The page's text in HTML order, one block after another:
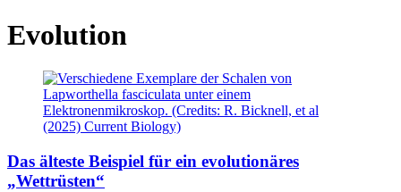
Evolution
Das älteste Beispiel für ein evolutionäres
„Wettrüsten“